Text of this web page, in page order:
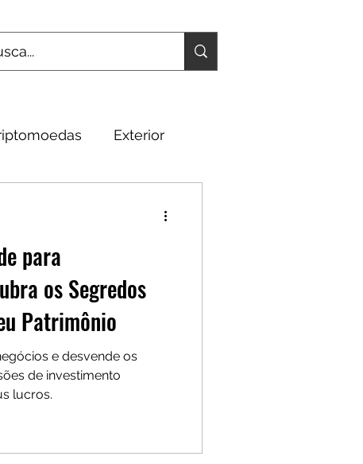
Exterior
para
os Segredos
Patrimônio
e desvende os
de investimento
lucros.